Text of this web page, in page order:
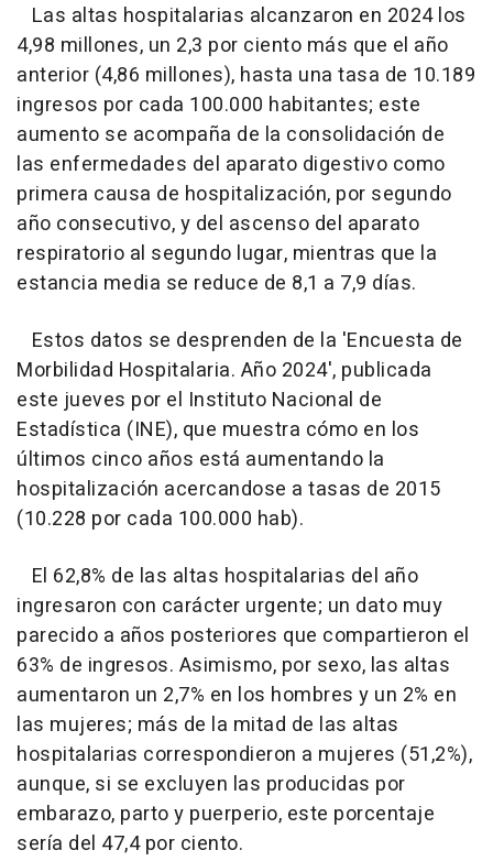
Las altas hospitalarias alcanzaron en 2024 los
4,98 millones, un 2,3 por ciento más que el año
anterior (4,86 millones), hasta una tasa de 10.189
ingresos por cada 100.000 habitantes; este
aumento se acompaña de la consolidación de
las enfermedades del aparato digestivo como
primera causa de hospitalización, por segundo
año consecutivo, y del ascenso del aparato
respiratorio al segundo lugar, mientras que la
estancia media se reduce de 8,1 a 7,9 días.
Estos datos se desprenden de la 'Encuesta de
Morbilidad Hospitalaria. Año 2024', publicada
este jueves por el Instituto Nacional de
Estadística (INE), que muestra cómo en los
últimos cinco años está aumentando la
hospitalización acercandose a tasas de 2015
(10.228 por cada 100.000 hab).
El 62,8% de las altas hospitalarias del año
ingresaron con carácter urgente; un dato muy
parecido a años posteriores que compartieron el
63% de ingresos. Asimismo, por sexo, las altas
aumentaron un 2,7% en los hombres y un 2% en
las mujeres; más de la mitad de las altas
hospitalarias correspondieron a mujeres (51,2%),
aunque, si se excluyen las producidas por
embarazo, parto y puerperio, este porcentaje
sería del 47,4 por ciento.